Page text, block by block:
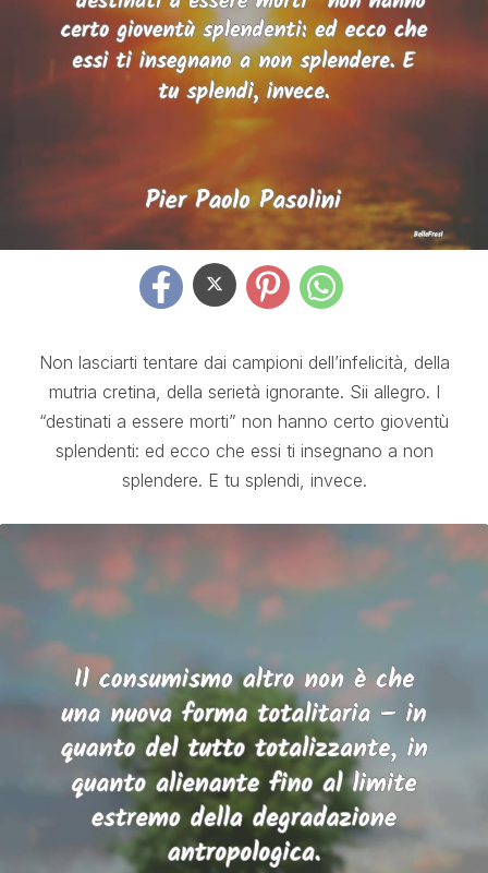
Non lasciarti tentare dai campioni dell’infelicità, della
mutria cretina, della serietà ignorante. Sii allegro. I
“destinati a essere morti” non hanno certo gioventù
splendenti: ed ecco che essi ti insegnano a non
splendere. E tu splendi, invece.